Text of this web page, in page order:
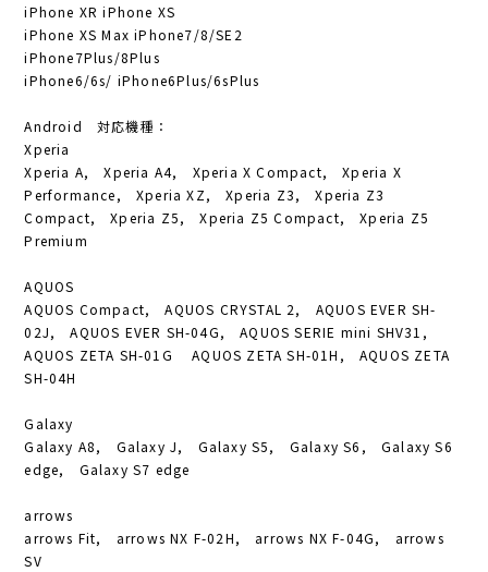
iPhone XR iPhone XS
iPhone XS Max iPhone7/8/SE2
iPhone7Plus/8Plus
iPhone6/6s/ iPhone6Plus/6sPlus
Android 対応機種：
Xperia
Xperia A, Xperia A4, Xperia X Compact, Xperia X
Performance, Xperia XZ, Xperia Z3, Xperia Z3
Compact, Xperia Z5, Xperia Z5 Compact, Xperia Z5
Premium
AQUOS
AQUOS Compact, AQUOS CRYSTAL 2, AQUOS EVER SH-
02J, AQUOS EVER SH-04G, AQUOS SERIE mini SHV31,
AQUOS ZETA SH-01G AQUOS ZETA SH-01H, AQUOS ZETA
SH-04H
Galaxy
Galaxy A8, Galaxy J, Galaxy S5, Galaxy S6, Galaxy S6
edge, Galaxy S7 edge
arrows
arrows Fit, arrows NX F-02H, arrows NX F-04G, arrows
SV